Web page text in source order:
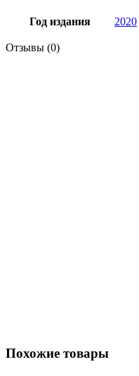
Год издания 2020
Отзывы (0)
Похожие товары